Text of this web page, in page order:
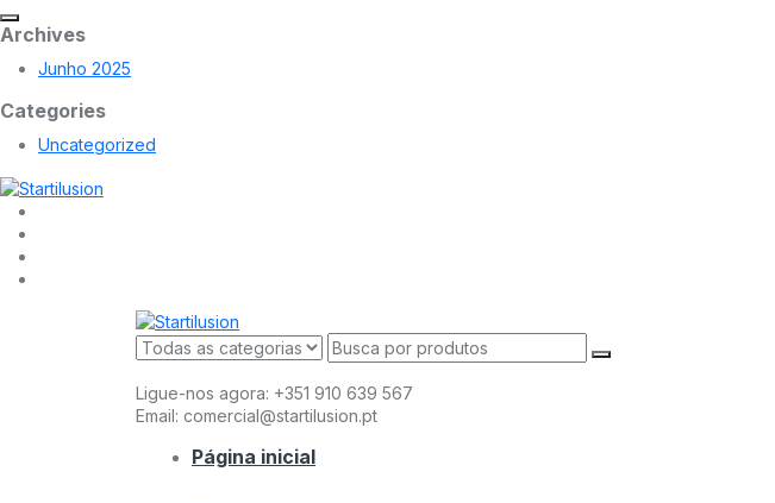
Archives
Junho 2025
Categories
Uncategorized
Ligue-nos agora: +351 910 639 567
Email: comercial@startilusion.pt
Página inicial